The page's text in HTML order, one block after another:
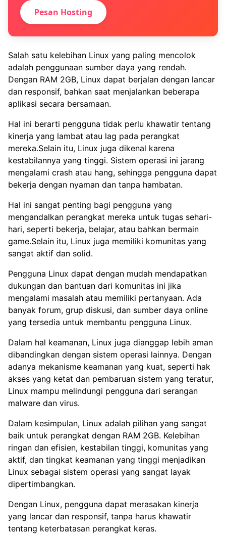
Pesan Hosting
Salah satu kelebihan Linux yang paling mencolok
adalah penggunaan sumber daya yang rendah.
Dengan RAM 2GB, Linux dapat berjalan dengan lancar
dan responsif, bahkan saat menjalankan beberapa
aplikasi secara bersamaan.
Hal ini berarti pengguna tidak perlu khawatir tentang
kinerja yang lambat atau lag pada perangkat
mereka.Selain itu, Linux juga dikenal karena
kestabilannya yang tinggi. Sistem operasi ini jarang
mengalami crash atau hang, sehingga pengguna dapat
bekerja dengan nyaman dan tanpa hambatan.
Hal ini sangat penting bagi pengguna yang
mengandalkan perangkat mereka untuk tugas sehari-
hari, seperti bekerja, belajar, atau bahkan bermain
game.Selain itu, Linux juga memiliki komunitas yang
sangat aktif dan solid.
Pengguna Linux dapat dengan mudah mendapatkan
dukungan dan bantuan dari komunitas ini jika
mengalami masalah atau memiliki pertanyaan. Ada
banyak forum, grup diskusi, dan sumber daya online
yang tersedia untuk membantu pengguna Linux.
Dalam hal keamanan, Linux juga dianggap lebih aman
dibandingkan dengan sistem operasi lainnya. Dengan
adanya mekanisme keamanan yang kuat, seperti hak
akses yang ketat dan pembaruan sistem yang teratur,
Linux mampu melindungi pengguna dari serangan
malware dan virus.
Dalam kesimpulan, Linux adalah pilihan yang sangat
baik untuk perangkat dengan RAM 2GB. Kelebihan
ringan dan efisien, kestabilan tinggi, komunitas yang
aktif, dan tingkat keamanan yang tinggi menjadikan
Linux sebagai sistem operasi yang sangat layak
dipertimbangkan.
Dengan Linux, pengguna dapat merasakan kinerja
yang lancar dan responsif, tanpa harus khawatir
tentang keterbatasan perangkat keras.